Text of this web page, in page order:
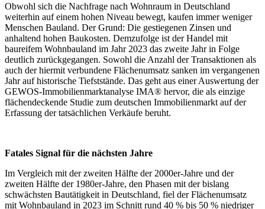
Obwohl sich die Nachfrage nach Wohnraum in Deutschland
weiterhin auf einem hohen Niveau bewegt, kaufen immer weniger
Menschen Bauland. Der Grund: Die gestiegenen Zinsen und
anhaltend hohen Baukosten. Demzufolge ist der Handel mit
baureifem Wohnbauland im Jahr 2023 das zweite Jahr in Folge
deutlich zurückgegangen. Sowohl die Anzahl der Transaktionen als
auch der hiermit verbundene Flächenumsatz sanken im vergangenen
Jahr auf historische Tiefststände. Das geht aus einer Auswertung der
GEWOS-Immobilienmarktanalyse IMA® hervor, die als einzige
flächendeckende Studie zum deutschen Immobilienmarkt auf der
Erfassung der tatsächlichen Verkäufe beruht.
Fatales Signal für die nächsten Jahre
Im Vergleich mit der zweiten Hälfte der 2000er-Jahre und der
zweiten Hälfte der 1980er-Jahre, den Phasen mit der bislang
schwächsten Bautätigkeit in Deutschland, fiel der Flächenumsatz
mit Wohnbauland in 2023 im Schnitt rund 40 % bis 50 % niedriger